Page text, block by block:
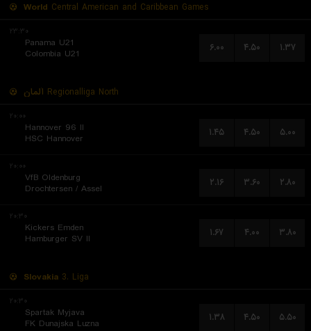
World Central American and Caribbean Games
۲۳:۳۰
Panama U21
Colombia U21
۶.۰۰ ۴.۵۰ ۱.۳۷
آلمان Regionalliga North
۲۰:۰۰
Hannover 96 II
HSC Hannover
۱.۴۵ ۴.۵۰ ۵.۰۰
۲۰:۰۰
VfB Oldenburg
Drochtersen / Assel
۲.۱۶ ۳.۶۰ ۲.۸۰
۲۰:۳۰
Kickers Emden
Hamburger SV II
۱.۶۷ ۴.۰۰ ۳.۸۰
Slovakia 3. Liga
۲۰:۳۰
Spartak Myjava
FK Dunajska Luzna
۱.۳۸ ۴.۵۰ ۵.۵۰